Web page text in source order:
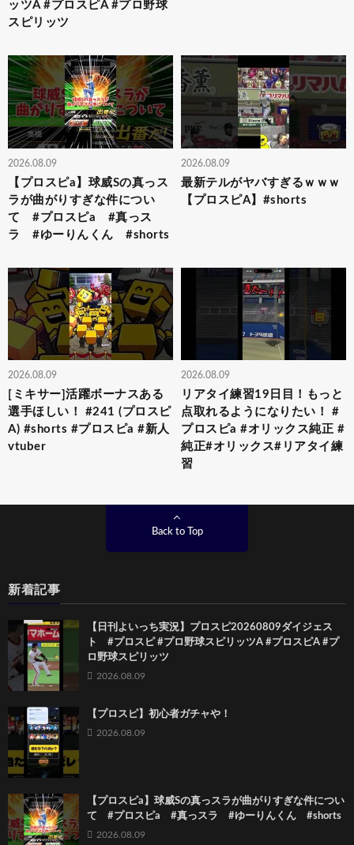
ッツA #プロスピA #プロ野球
スピリッツ
2026.08.09
【プロスピa】球威Sの真っス
ラが曲がりすぎな件につい
て #プロスピa #真っス
ラ #ゆーりんくん #shorts
2026.08.09
最新テルがヤバすぎるｗｗｗ
【プロスピA】#shorts
2026.08.09
[ミキサー]活躍ボーナスある
選手ほしい！ #241 (プロスピ
A) #shorts #プロスピa #新人
vtuber
2026.08.09
リアタイ練習19日目！もっと
点取れるようになりたい！ #
プロスピa #オリックス純正 #
純正#オリックス#リアタイ練
習
Back to Top
新着記事
【日刊よいっち実況】プロスピ20260809ダイジェス
ト #プロスピ #プロ野球スピリッツA #プロスピA #プ
ロ野球スピリッツ
2026.08.09
【プロスピ】初心者ガチャや！
2026.08.09
【プロスピa】球威Sの真っスラが曲がりすぎな件につい
て #プロスピa #真っスラ #ゆーりんくん #shorts
2026.08.09